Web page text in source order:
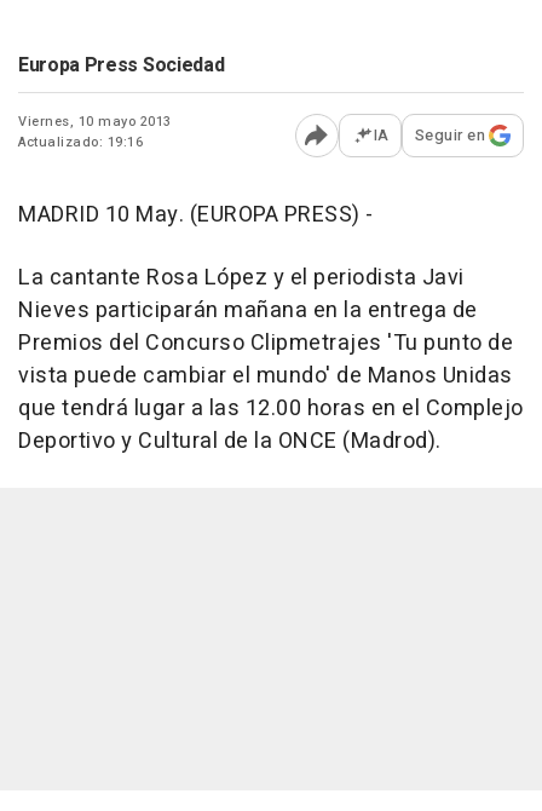
Europa Press Sociedad
Viernes, 10 mayo 2013
Actualizado: 19:16
Abrir opciones para
IA Seguir en
MADRID 10 May. (EUROPA PRESS) -
La cantante Rosa López y el periodista Javi
Nieves participarán mañana en la entrega de
Premios del Concurso Clipmetrajes 'Tu punto de
vista puede cambiar el mundo' de Manos Unidas
que tendrá lugar a las 12.00 horas en el Complejo
Deportivo y Cultural de la ONCE (Madrod).